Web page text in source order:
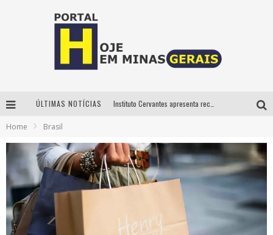
ÚLTIMAS NOTÍCIAS
É neste sábado: Marcelinho de Lima e Trio Virgulino agitam o Forró do Givanildo em Pedro Leopoldo
Projeta Cultura abre inscrições gratuitas em São João del-Rei para oficinas de elaboração de projetos culturais e inteligência artificial
Home Brasil